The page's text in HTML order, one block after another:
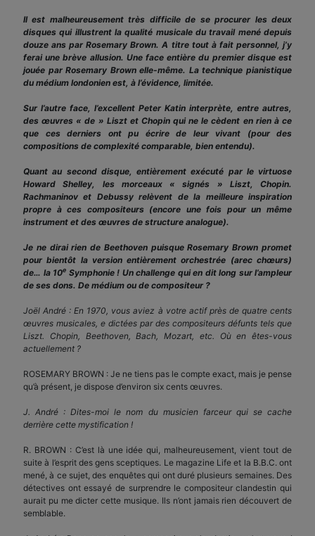
Il est malheureusement très difficile de se procurer les deux
disques qui illustrent la qualité musicale du travail mené depuis
douze ans par Rosemary Brown. A titre tout à fait personnel, j’y
ferai une brève allusion. Une face entière du premier disque est
jouée par Rosemary Brown elle-même. La technique pianistique
du médium londonien est, à l’évidence, limitée.
Sur l’autre face, l’excellent Peter Katin interprète, entre autres,
des œuvres « de » Liszt et Chopin qui ne le cèdent en rien à ce
que ces derniers ont pu écrire de leur vivant (pour des
compositions de complexité comparable, bien entendu).
Quant au second disque, entièrement exécuté par le virtuose
Howard Shelley, les morceaux « signés » Liszt, Chopin.
Rachmaninov et Debussy relèvent de la meilleure inspiration
propre à ces compositeurs (encore une fois pour un même
instrument et des œuvres de structure analogue).
Je ne dirai rien de Beethoven puisque Rosemary Brown promet
pour bientôt la version entièrement orchestrée (arec chœurs)
de… la 10e Symphonie ! Un challenge qui en dit long sur l’ampleur
de ses dons. De médium ou de compositeur ?
Joël André : En 1970, vous aviez à votre actif près de quatre cents
œuvres musicales, e dictées par des compositeurs défunts tels que
Liszt. Chopin, Beethoven, Bach, Mozart, etc. Où en êtes-vous
actuellement ?
ROSEMARY BROWN : Je ne tiens pas le compte exact, mais je pense
qu’à présent, je dispose d’environ six cents œuvres.
J. André : Dites-moi le nom du musicien farceur qui se cache
derrière cette mystification !
R. BROWN : C’est là une idée qui, malheureusement, vient tout de
suite à l’esprit des gens sceptiques. Le magazine Life et la B.B.C. ont
mené, à ce sujet, des enquêtes qui ont duré plusieurs semaines. Des
détectives ont essayé de surprendre le compositeur clandestin qui
aurait pu me dicter cette musique. Ils n’ont jamais rien découvert de
semblable.